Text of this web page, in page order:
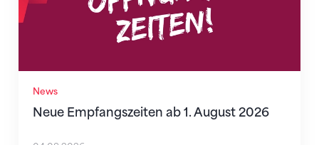
News
Neue Empfangszeiten ab 1. August 2026